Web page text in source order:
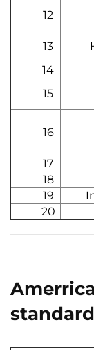
12
13
14
15
16
17
18
19
20